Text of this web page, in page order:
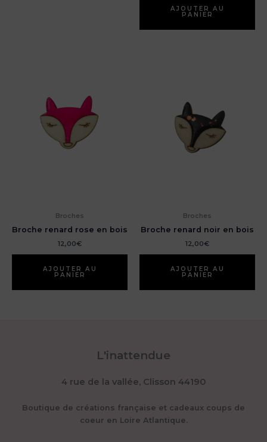
AJOUTER AU
PANIER
Broches
Broche renard rose en bois
12,00€
AJOUTER AU
PANIER
Broches
Broche renard noir en bois
12,00€
AJOUTER AU
PANIER
L'inattendue
4 rue de la vallée, Clisson 44190
Boutique de créations française et cadeaux coups de
coeur en Loire Atlantique.